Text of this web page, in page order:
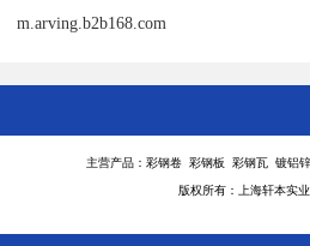
m.arving.b2b168.com
主营产品：彩钢卷 彩钢板 彩钢瓦 镀铝
版权所有：上海轩本实